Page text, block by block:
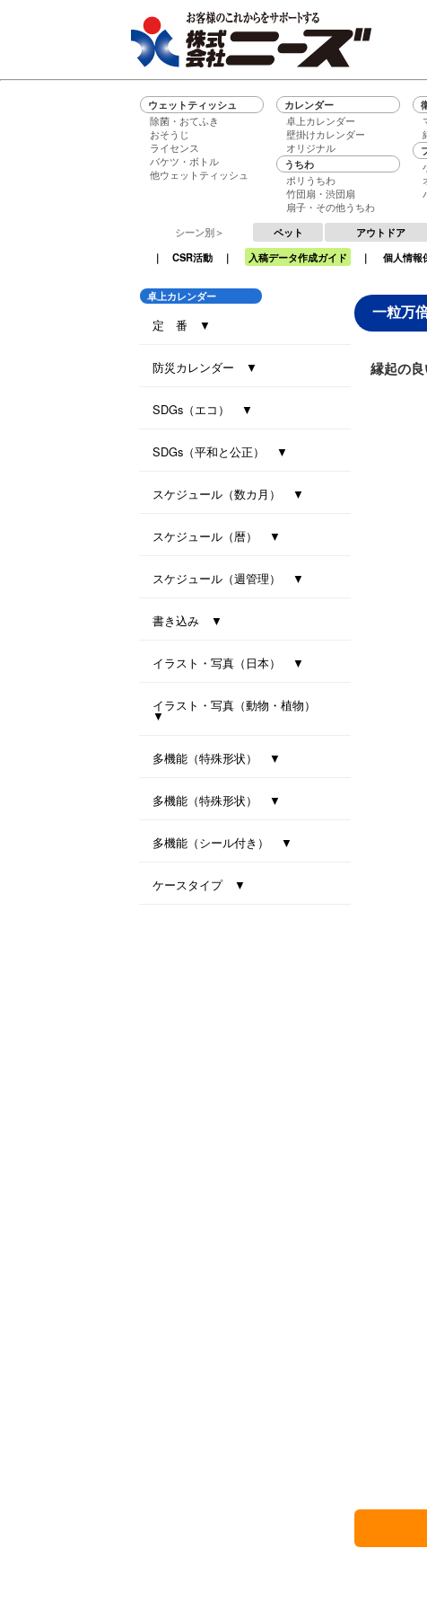
ウェットティッシュ
除菌・おてふき
おそうじ
ライセンス
バケツ・ボトル
他ウェットティッシュ
カレンダー
卓上カレンダー
壁掛けカレンダー
オリジナル
うちわ
ポリうちわ
竹団扇・渋団扇
扇子・その他うちわ
シーン別＞ ペット アウトドア
｜ CSR活動 ｜ 入稿データ作成ガイド ｜ 個人情報
卓上カレンダー
定 番 ▼
セブンデイズセブンカラーズ（大）
セブンデイズセブンカラーズ（小）
エコグリーン（大）
エコ ブラウン（大）
エコ ブラウン（小）
セブンデイズセブンカラーズ（eco7）
インデックス・セブンカラーズ (All eco)
インデックス・セブンカラーズ
防災カレンダー ▼
SDGs（エコ） ▼
ｾﾊﾟﾚｰﾄ・ﾂｰﾏﾝｽ・7ｶﾗｰｽﾞ(All eco)
シンプル・セブンカラーズ (All eco)
種付き卓上カレンダー(ﾊﾞｼﾞﾙ)
種付き卓上カレンダー(ｸﾛｰﾊﾞｰ)
SDGs（平和と公正） ▼
卓上カレンダー Orizuru-smart-
スケジュール（数カ月） ▼
オールウェイズ･3マンス･7カラーズ
干支カレンダー（午）(All eco)
スリーマンスセブンカラーズ
スケジュール（暦） ▼
シンプルデイス（六曜なし）
スケジュール（週管理） ▼
月の満ち欠けと潮回り
インデックス・モノクロ
マンデースタート ビジネス
卓上シックスウィークス
書き込み ▼
ワークライフ・セブンカラーズ
卓上プラリングカレンダー（小）
卓上プラリングカレンダー（大）
イラスト・写真（日本） ▼
東海道五拾三次（週めくり）
卓上ｼﾞｬﾊﾟﾝｶﾗｰｲﾝﾃﾞｯｸｽ
イラスト・写真（動物・植物）
▼
ボタニカル 2027
ラブリーフレンズ（犬・猫）
カノン（花音）
多機能（特殊形状） ▼
オクルンダー・セブンカラーズ
ナチュラルメモルダー
卓上メモルダー
多機能（特殊形状） ▼
型抜き卓上カレンダー（干支）
MiniMini卓上カレンダー
多機能（シール付き） ▼
ケースタイプ ▼
一粒万
縁起の